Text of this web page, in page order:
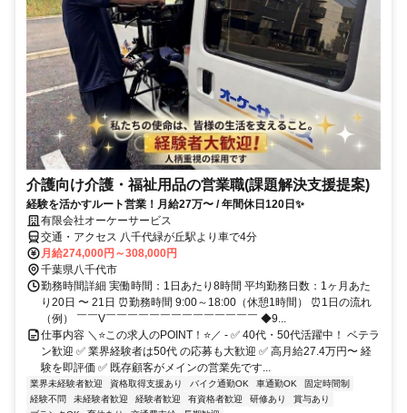
介護向け介護・福祉用品の営業職(課題解決支援提案)
経験を活かすルート営業！月給27万〜 / 年間休日120日✨
有限会社オーケーサービス
交通・アクセス 八千代緑が丘駅より車で4分
月給274,000円～308,000円
千葉県八千代市
勤務時間詳細 実働時間：1日あたり8時間 平均勤務日数：1ヶ月あた
り20日 〜 21日 ⏰勤務時間 9:00～18:00（休憩1時間） ⏰1日の流れ
（例） ￣￣V￣￣￣￣￣￣￣￣￣￣￣￣￣￣ ◆9...
仕事内容 ＼⭐この求人のPOINT！⭐／ - ✅ 40代・50代活躍中！ ベテラ
ン歓迎 ✅ 業界経験者は50代 の応募も大歓迎 ✅ 高月給27.4万円〜 経
験を即評価 ✅ 既存顧客がメインの営業先です...
業界未経験者歓迎 資格取得支援あり バイク通勤OK 車通勤OK
固定時間制
経験不問
未経験者歓迎 経験者歓迎 有資格者歓迎 研修あり
賞与あり